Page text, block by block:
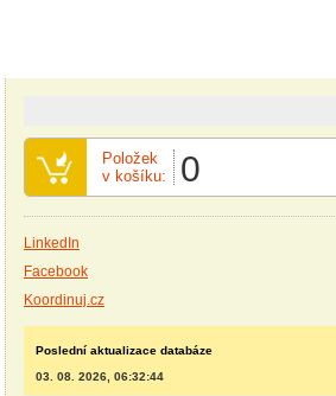
Položek
v košíku:
0
LinkedIn
Facebook
Koordinuj.cz
Poslední aktualizace databáze
03. 08. 2026, 06:32:44